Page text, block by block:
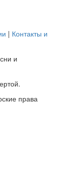
| Контакты и
и
права